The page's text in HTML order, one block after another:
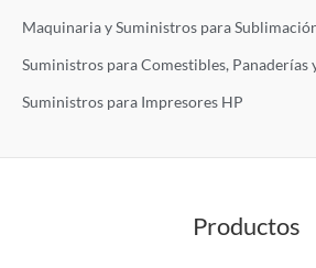
Maquinaria y Suministros para
Suministros para Comestibles, Panaderías
Suministros para Impresores HP
Productos